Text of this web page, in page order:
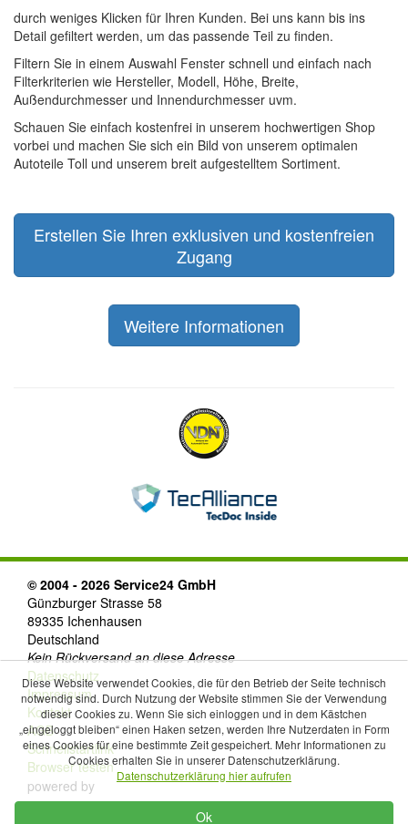
durch weniges Klicken für Ihren Kunden. Bei uns kann bis ins
Detail gefiltert werden, um das passende Teil zu finden.
Filtern Sie in einem Auswahl Fenster schnell und einfach nach
Filterkriterien wie Hersteller, Modell, Höhe, Breite,
Außendurchmesser und Innendurchmesser uvm.
Schauen Sie einfach kostenfrei in unserem hochwertigen Shop
vorbei und machen Sie sich ein Bild von unserem optimalen
Autoteile Toll und unserem breit aufgestelltem Sortiment.
Erstellen Sie Ihren exklusiven und kostenfreien
Zugang
Weitere Informationen
© 2004 - 2026 Service24 GmbH
Günzburger Strasse 58
89335 Ichenhausen
Deutschland
Kein Rückversand an diese Adresse
Datenschutz
Impressum
Kontakt
AGB
Schnellstartlink
Browser testen
powered by
Diese Website verwendet Cookies, die für den Betrieb der Seite technisch
notwendig sind. Durch Nutzung der Website stimmen Sie der Verwendung
dieser Cookies zu. Wenn Sie sich einloggen und in dem Kästchen
„eingeloggt bleiben“ einen Haken setzen, werden Ihre Nutzerdaten in Form
eines Cookies für eine bestimmte Zeit gespeichert. Mehr Informationen zu
Cookies erhalten Sie in unserer Datenschutzerklärung.
Datenschutzerklärung hier aufrufen
Ok